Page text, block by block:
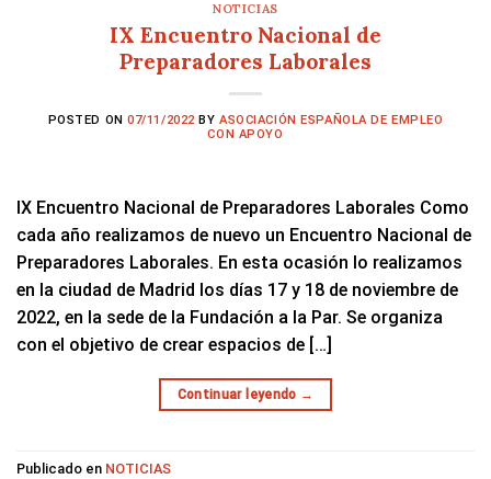
NOTICIAS
IX Encuentro Nacional de
Preparadores Laborales
POSTED ON07/11/2022 BYASOCIACIÓN ESPAÑOLA DE EMPLEO
CON APOYO
IX Encuentro Nacional de Preparadores Laborales Como
cada año realizamos de nuevo un Encuentro Nacional de
Preparadores Laborales. En esta ocasión lo realizamos
en la ciudad de Madrid los días 17 y 18 de noviembre de
2022, en la sede de la Fundación a la Par. Se organiza
con el objetivo de crear espacios de […]
Continuar leyendo →
Publicado en NOTICIAS